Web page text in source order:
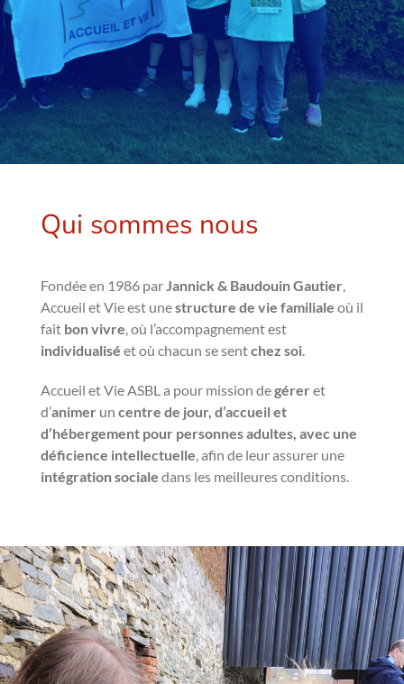
Qui sommes nous
Fondée en 1986 par Jannick & Baudouin Gautier
Accueil et Vie est unestructure de vie familiale où il
fait bon vivre , où l’accompagnement est
individualisé et où chacun se sentchez soi.
Accueil et Vie ASBL a pour mission degérer et
d’animer un centre de jour, d’accueil et
d’hébergement pour personnes adultes, avec une
déficience intellectuelle , afin de leur assurer une
intégration sociale dans les meilleures conditions.